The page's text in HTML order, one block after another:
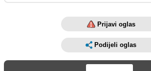
Prijavi oglas
Podijeli oglas